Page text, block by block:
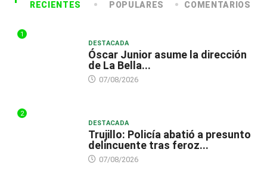
RECIENTES POPULARES COMENTARIOS
1
DESTACADA
Óscar Junior asume la dirección
de La Bella...
07/08/2026
2
DESTACADA
Trujillo: Policía abatió a presunto
delincuente tras feroz...
07/08/2026